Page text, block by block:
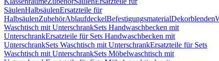
SäulenHalbsäulenErsatzteile für
HalbsäulenZubehörAblaufdeckelBefestigungsmaterialDekorblenden
Waschtisch mit UnterschrankSets Handwaschbecken mit
UnterschrankErsatzteile für Sets Handwaschbecken mit
UnterschrankSets Waschtisch mit UnterschrankErsatzteile für Sets
Waschtisch mit UnterschrankSets Möbelwaschtisch mit